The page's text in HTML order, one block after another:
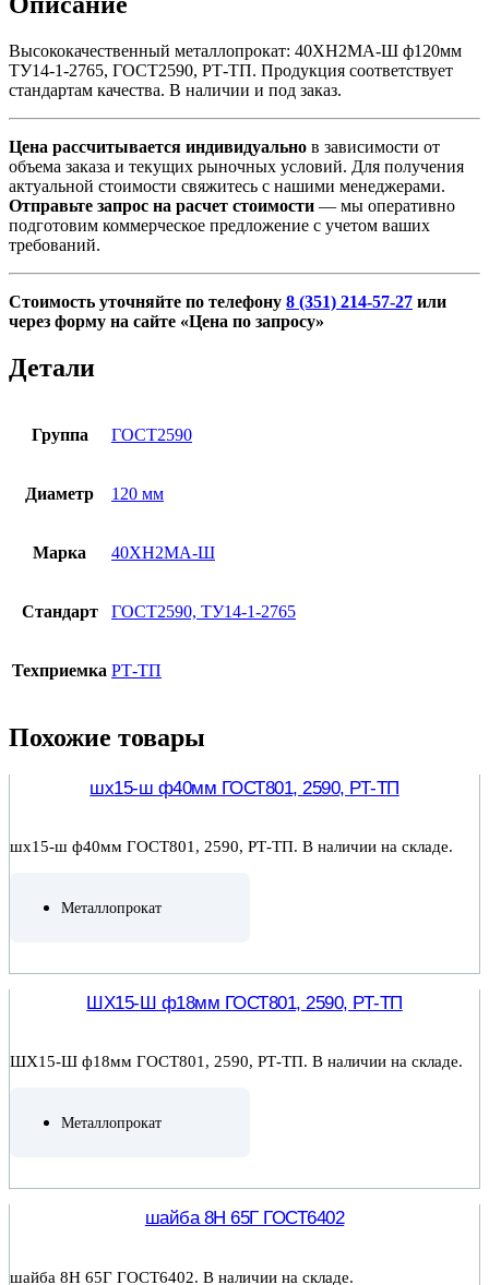
Высококачественный металлопрокат: 40ХН2МА-Ш ф120мм
ТУ14-1-2765, ГОСТ2590, РТ-ТП. Продукция соответствует
стандартам качества. В наличии и под заказ.
Цена рассчитывается индивидуально в зависимости от
объема заказа и текущих рыночных условий. Для получения
актуальной стоимости свяжитесь с нашими менеджерами.
Отправьте запрос на расчет стоимости — мы оперативно
подготовим коммерческое предложение с учетом ваших
требований.
Стоимость уточняйте по телефону 8 (351) 214-57-27 или
через форму на сайте «Цена по запросу»
Детали
Группа ГОСТ2590
Диаметр 120 мм
Марка 40ХН2МА-Ш
Стандарт ГОСТ2590, ТУ14-1-2765
Техприемка РТ-ТП
Похожие товары
шх15-ш ф40мм ГОСТ801, 2590, РТ-ТП
шх15-ш ф40мм ГОСТ801, 2590, РТ-ТП. В наличии на складе.
Металлопрокат
ШХ15-Ш ф18мм ГОСТ801, 2590, РТ-ТП
ШХ15-Ш ф18мм ГОСТ801, 2590, РТ-ТП. В наличии на складе.
Металлопрокат
шайба 8Н 65Г ГОСТ6402
шайба 8Н 65Г ГОСТ6402. В наличии на складе.